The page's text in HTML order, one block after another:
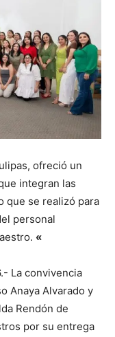
ofreció un
integran las
que se realizó para
personal
«
La convivencia
Anaya Alvarado y
Rendón de
por su entrega